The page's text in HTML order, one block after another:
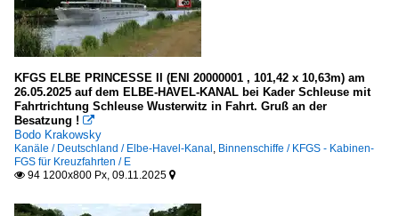
KFGS ELBE PRINCESSE II (ENI 20000001 , 101,42 x 10,63m) am
26.05.2025 auf dem ELBE-HAVEL-KANAL bei Kader Schleuse mit
Fahrtrichtung Schleuse Wusterwitz in Fahrt. Gruß an der
Besatzung ! 
Bodo Krakowsky
Kanäle / Deutschland / Elbe-Havel-Kanal Binnenschiffe / KFGS - Kabinen-
FGS für Kreuzfahrten / E
 94 1200x800 Px, 09.11.2025 